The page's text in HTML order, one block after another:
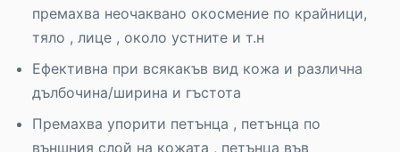
премахва неочаквано окосмение по крайници,
тяло , лице , около устните и т.н
Ефективнa при всякакъв вид кожа и различна
дълбочина/ширина и гъстота
Премахва упорити петънца , петънца по
външния слой на кожата , петънца във